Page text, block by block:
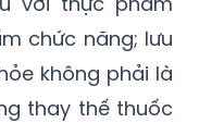
chức năng; lưu
không phải là
thay thế thuốc